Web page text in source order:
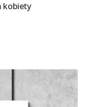
kobiety